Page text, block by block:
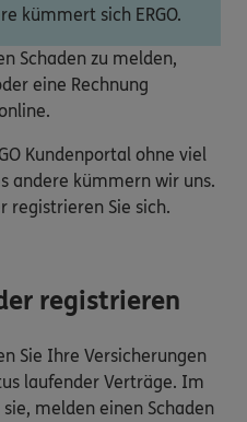
kümmert sich ERGO.
Schaden zu melden,
eine Rechnung
Kundenportal ohne viel
andere kümmern wir uns.
registrieren Sie sich.
registrieren
Sie Ihre Versicherungen
laufender Verträge. Im
melden einen Schaden